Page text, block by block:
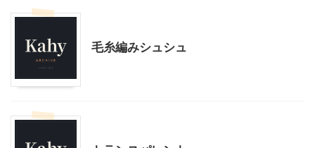
毛糸編みシュシュ